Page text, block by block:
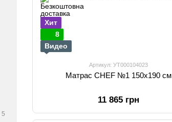
Хит
8
Видео
Артикул: УТ000104023
Матрас CHEF №1 150х190 см
11 865 грн
5